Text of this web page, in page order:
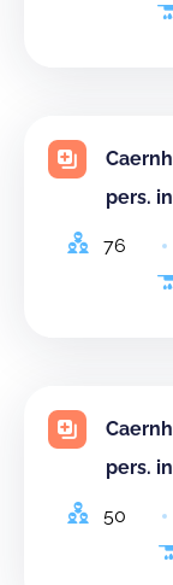
pers.
76
pers.
50